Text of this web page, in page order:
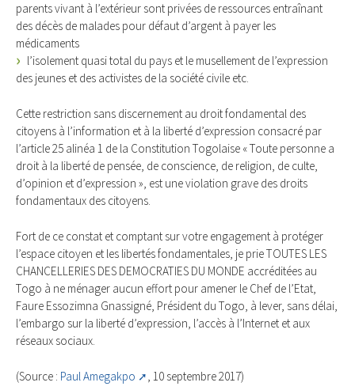
parents vivant à l’extérieur sont privées de ressources entraînant
des décès de malades pour défaut d’argent à payer les
médicaments
l’isolement quasi total du pays et le musellement de l’expression
des jeunes et des activistes de la société civile etc.
Cette restriction sans discernement au droit fondamental des
citoyens à l’information et à la liberté d’expression consacré par
l’article 25 alinéa 1 de la Constitution Togolaise « Toute personne a
droit à la liberté de pensée, de conscience, de religion, de culte,
d’opinion et d’expression », est une violation grave des droits
fondamentaux des citoyens.
Fort de ce constat et comptant sur votre engagement à protéger
l’espace citoyen et les libertés fondamentales, je prie TOUTES LES
CHANCELLERIES DES DEMOCRATIES DU MONDE accréditées au
Togo à ne ménager aucun effort pour amener le Chef de l’Etat,
Faure Essozimna Gnassigné, Président du Togo, à lever, sans délai,
l’embargo sur la liberté d’expression, l’accès à l’Internet et aux
réseaux sociaux.
(Source : Paul Amegakpo , 10 septembre 2017)